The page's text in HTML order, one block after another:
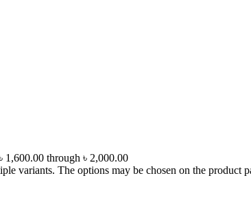
1,600.00 through ৳ 2,000.00
variants. The options may be chosen on the product